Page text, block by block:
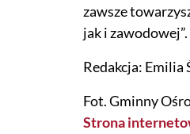
zawsze
jak i zawodowej”.
Redakcja:
Fot. Gminny
Strona